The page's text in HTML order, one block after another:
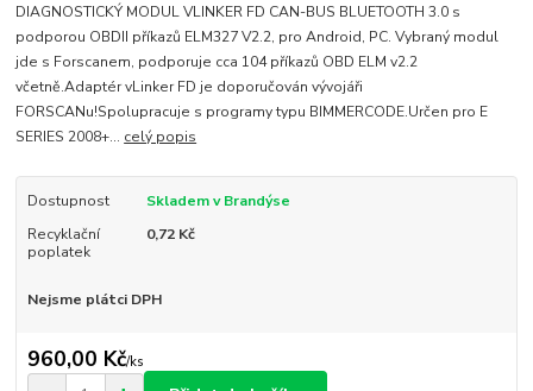
DIAGNOSTICKÝ MODUL VLINKER FD CAN-BUS BLUETOOTH 3.0 s
podporou OBDII příkazů ELM327 V2.2, pro Android, PC. Vybraný modul
jde s Forscanem, podporuje cca 104 příkazů OBD ELM v2.2
včetně.Adaptér vLinker FD je doporučován vývojáři
FORSCANu!Spolupracuje s programy typu BIMMERCODE.Určen pro E
SERIES 2008+... celý popis
Dostupnost
Skladem v Brandýse
Recyklační
poplatek
0,72 Kč
Nejsme plátci DPH
960,00 Kč/ks